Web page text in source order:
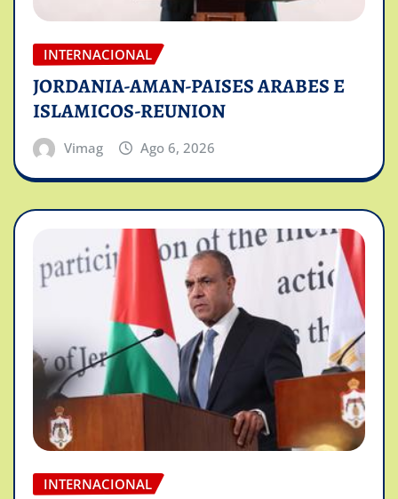
INTERNACIONAL
JORDANIA-AMAN-PAISES ARABES E
ISLAMICOS-REUNION
Vimag Ago 6, 2026
INTERNACIONAL